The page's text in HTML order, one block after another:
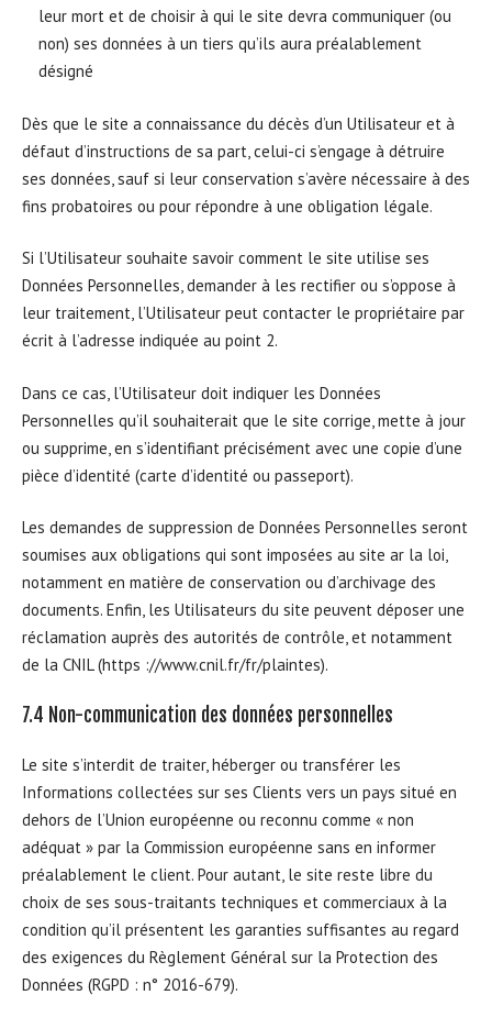
leur mort et de choisir à qui le site devra communiquer (ou
non) ses données à un tiers qu’ils aura préalablement
désigné
Dès que le site a connaissance du décès d’un Utilisateur et à
défaut d’instructions de sa part, celui-ci s’engage à détruire
ses données, sauf si leur conservation s’avère nécessaire à des
fins probatoires ou pour répondre à une obligation légale.
Si l’Utilisateur souhaite savoir comment le site utilise ses
Données Personnelles, demander à les rectifier ou s’oppose à
leur traitement, l’Utilisateur peut contacter le propriétaire par
écrit à l’adresse indiquée au point 2.
Dans ce cas, l’Utilisateur doit indiquer les Données
Personnelles qu’il souhaiterait que le site corrige, mette à jour
ou supprime, en s’identifiant précisément avec une copie d’une
pièce d’identité (carte d’identité ou passeport).
Les demandes de suppression de Données Personnelles seront
soumises aux obligations qui sont imposées au site ar la loi,
notamment en matière de conservation ou d’archivage des
documents. Enfin, les Utilisateurs du site peuvent déposer une
réclamation auprès des autorités de contrôle, et notamment
de la CNIL (https ://www.cnil.fr/fr/plaintes).
7.4 Non-communication des données personnelles
Le site s’interdit de traiter, héberger ou transférer les
Informations collectées sur ses Clients vers un pays situé en
dehors de l’Union européenne ou reconnu comme « non
adéquat » par la Commission européenne sans en informer
préalablement le client. Pour autant, le site reste libre du
choix de ses sous-traitants techniques et commerciaux à la
condition qu’il présentent les garanties suffisantes au regard
des exigences du Règlement Général sur la Protection des
Données (RGPD : n° 2016-679).